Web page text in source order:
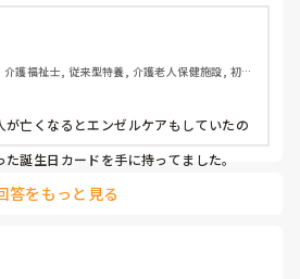
ません。
認した時は動揺しましたし、まだ頭
くなっても聴力は残っている？とい
もっと良い言葉をかけられたらよか
かないと気丈に振る舞って、朝他の
んとか持ち堪えていました。
護福祉士, 従来型特養, 介護老人保健施設, 初任
が亡くなるとエンゼルケアもしていたの
誕生日カードを手に持ってました。
答をもっと見る